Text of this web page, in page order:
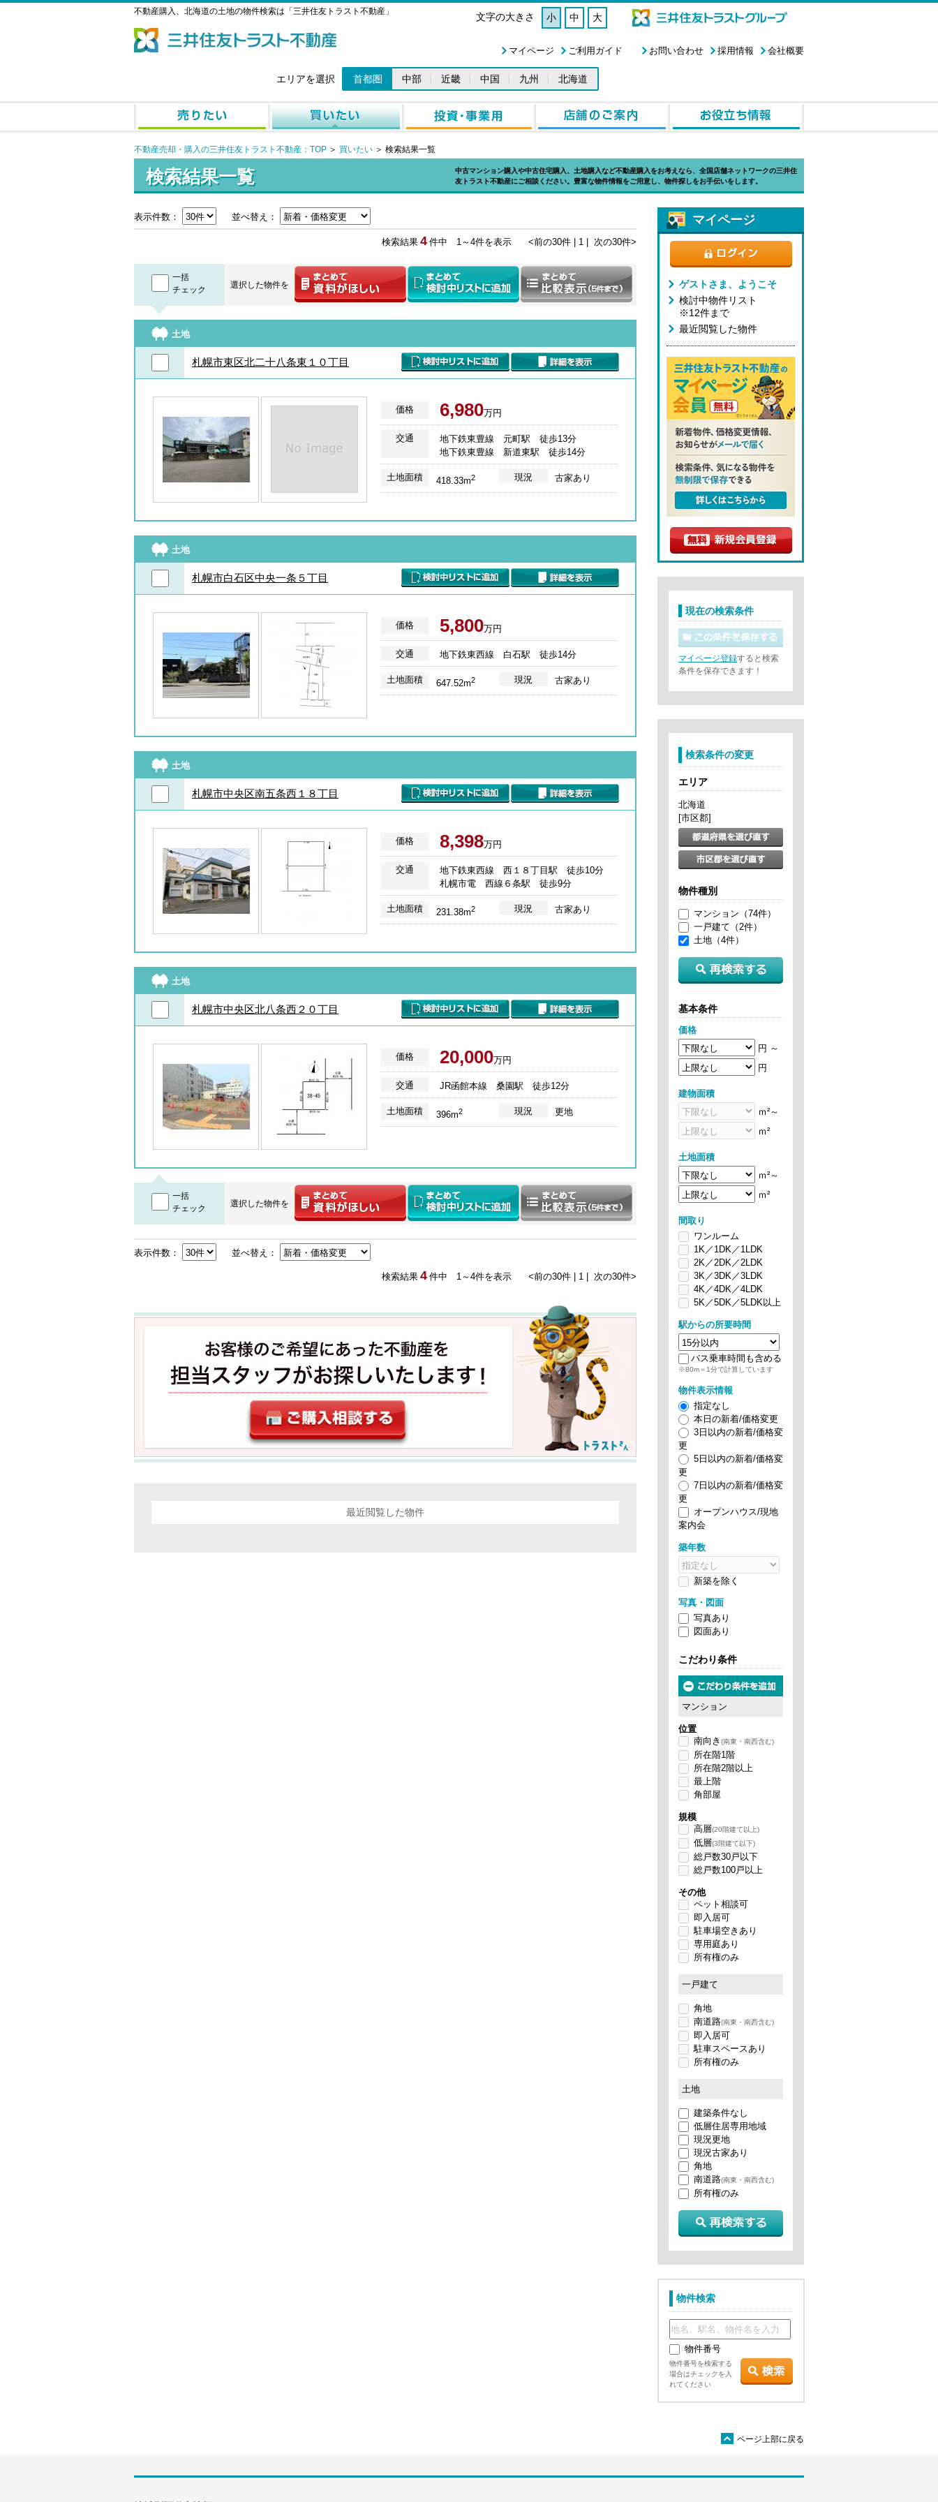
不動産購入、北海道の土地の物件検索は「三井住友トラスト不動産」 文字の大きさ 小 中 大
会社概要
採用情報
お問い合わせ
ご利用ガイド
マイページ
エリアを選択 首都圏 中部 近畿 中国 九州 北海道
不動産売却・購入の三井住友トラスト不動産：TOP ＞ 買いたい ＞ 検索結果一覧
検索結果一覧
中古マンション購入や中古住宅購入、土地購入など不動産購入をお考えなら、全国店舗ネットワークの三井住
友トラスト不動産にご相談ください。豊富な物件情報をご用意し、物件探しをお手伝いをします。
表示件数： 並べ替え：
検索結果 4 件中 1～4件を表示 <前の30件 | 1 | 次の30件>
一括
チェック
選択した物件を
土地
札幌市東区北二十八条東１０丁目
価格 6,980万円
交通
地下鉄東豊線 元町駅 徒歩13分
地下鉄東豊線 新道東駅 徒歩14分
土地面積 418.33m2 現況 古家あり
土地
札幌市白石区中央一条５丁目
価格 5,800万円
交通 地下鉄東西線 白石駅 徒歩14分
土地面積 647.52m2 現況 古家あり
土地
札幌市中央区南五条西１８丁目
価格 8,398万円
交通
地下鉄東西線 西１８丁目駅 徒歩10分
札幌市電 西線６条駅 徒歩9分
土地面積 231.38m2 現況 古家あり
土地
札幌市中央区北八条西２０丁目
価格 20,000万円
交通 JR函館本線 桑園駅 徒歩12分
土地面積 396m2 現況 更地
一括
チェック
選択した物件を
表示件数： 並べ替え：
検索結果 4 件中 1～4件を表示 <前の30件 | 1 | 次の30件>
最近閲覧した物件
マイページ
ゲストさま、ようこそ
検討中物件リスト
※12件まで
最近閲覧した物件
現在の検索条件
マイページ登録すると検索
条件を保存できます！
検索条件の変更
エリア
北海道
[市区郡]
物件種別
マンション（74件）
一戸建て（2件）
土地（4件）
基本条件
価格
円 ～
円
建物面積
ｍ²～
ｍ²
土地面積
ｍ²～
ｍ²
間取り
ワンルーム
1K／1DK／1LDK
2K／2DK／2LDK
3K／3DK／3LDK
4K／4DK／4LDK
5K／5DK／5LDK以上
駅からの所要時間
バス乗車時間も含める
※80m＝1分で計算しています
物件表示情報
指定なし
本日の新着/価格変更
3日以内の新着/価格変
更
5日以内の新着/価格変
更
7日以内の新着/価格変
更
オープンハウス/現地
案内会
築年数
新築を除 く
写真・図面
写真あり
図面あり
こだわり条件
マンション
位置
南向き (南東・南西含む)
所在階1階
所在階2階以上
最上階
角部屋
規模
高層(20階建て以上)
低層(3階建て以下)
総戸数30戸以下
総戸数100戸以上
その他
ペット相談可
即入居可
駐車場空きあり
専用庭あり
所有権のみ
一戸建て
角地
南道路(南東・南西含む)
即入居可
駐車スペースあり
所有権のみ
土地
建築条件なし
低層住居専用地域
現況更地
現況古家あり
角地
南道路(南東・南西含む)
所有権のみ
物件検索
物件番号
物件番号を検索する
場合はチェックを入
れてください
ü ページ上部に戻る